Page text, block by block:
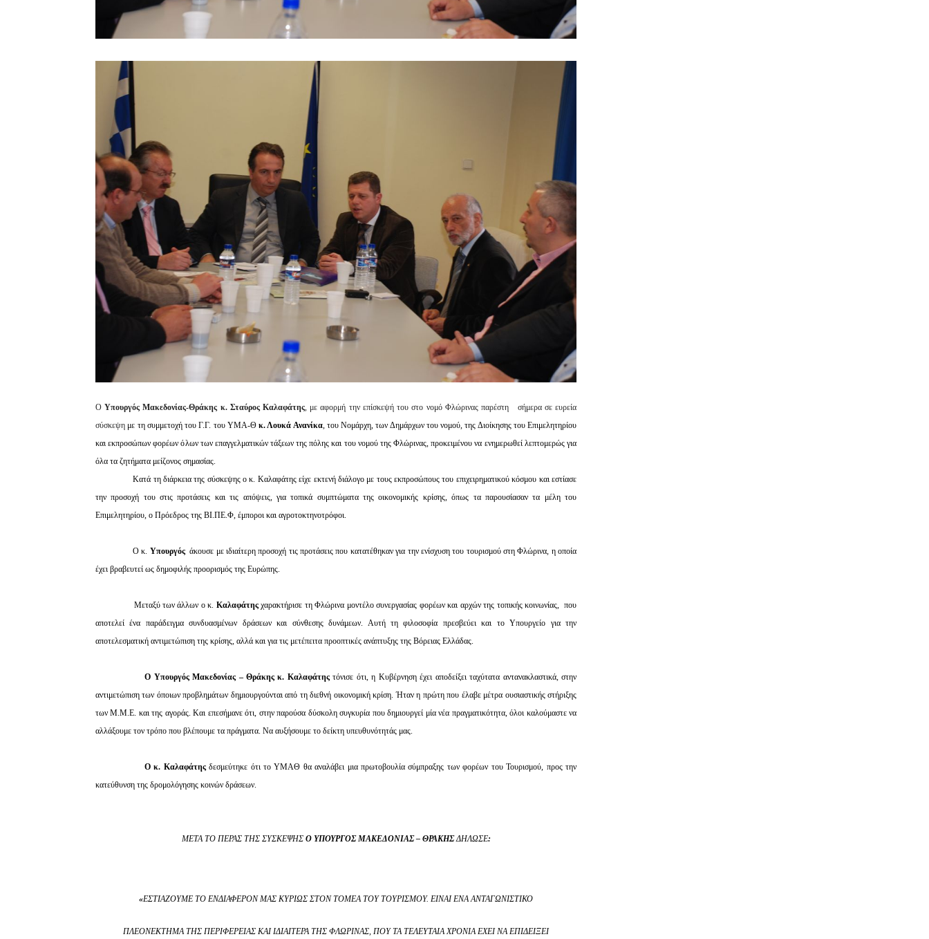
ΟΥπουργός Μακεδονίας-Θράκης κ. Σταύρος Καλαφάτης, με αφορμή την επίσκεψή του στο νομό Φλώρινας παρέστη
σήμερα σε ευρεία
σύσκεψη με τη συμμετοχή του Γ.Γ. του ΥΜΑ-Θ κ. Λουκά Ανανίκα, του Νομάρχη, των Δημάρχων του νομού, της Διοίκησης του Επιμελητηρίου
και εκπροσώπων φορέων όλων των επαγγελματικών τάξεων της πόλης και του νομού της Φλώρινας, προκειμένου να ενημερωθεί λεπτομερώς για
όλα τα ζητήματα μείζονος σημασίας.
Κατά τη διάρκεια της σύσκεψης ο κ. Καλαφάτης είχε εκτενή διάλογο με τους εκπροσώπους του επιχειρηματικού κόσμου και εστίασε
την προσοχή του στις προτάσεις και τις απόψεις, για τοπικά συμπτώματα της οικονομικής κρίσης, όπως τα παρουσίασαν τα μέλη του
Επιμελητηρίου, ο Πρόεδρος της ΒΙ.ΠΕ.Φ, έμποροι και αγροτοκτηνοτρόφοι.
Ο κ. Υπουργός άκουσε με ιδιαίτερη προσοχή τις προτάσεις που κατατέθηκαν για την ενίσχυση του τουρισμού στη Φλώρινα, η οποία
έχει βραβευτεί ως δημοφιλής προορισμός της Ευρώπης.
Μεταξύ των άλλων ο κ. Καλαφάτηςχαρακτήρισε τη Φλώρινα μοντέλο συνεργασίας φορέων και αρχών της τοπικής κοινωνίας, που
αποτελεί ένα παράδειγμα συνδυασμένων δράσεων και σύνθεσης δυνάμεων. Αυτή τη φιλοσοφία πρεσβεύει και το Υπουργείο για την
αποτελεσματική αντιμετώπιση της κρίσης, αλλά και για τις μετέπειτα προοπτικές ανάπτυξης της Βόρειας Ελλάδας.
Ο Υπουργός Μακεδονίας – Θράκης κ. Καλαφάτηςτόνισε ότι, η Κυβέρνηση έχει αποδείξει ταχύτατα αντανακλαστικά, στην
αντιμετώπιση των όποιων προβλημάτων δημιουργούνται από τη διεθνή οικονομική κρίση. Ήταν η πρώτη που έλαβε μέτρα ουσιαστικής στήριξης
των Μ.Μ.Ε. και της αγοράς. Και επεσήμανε ότι, στην παρούσα δύσκολη συγκυρία που δημιουργεί μία νέα πραγματικότητα, όλοι καλούμαστε να
αλλάξουμε τον τρόπο που βλέπουμε τα πράγματα. Να αυξήσουμε το δείκτη υπευθυνότητάς μας.
Ο κ. Καλαφάτηςδεσμεύτηκε ότι το ΥΜΑΘ θα αναλάβει μια πρωτοβουλία σύμπραξης των φορέων του Τουρισμού, προς την
κατεύθυνση της δρομολόγησης κοινών δράσεων.
ΜΕΤΆ ΤΟ ΠΈΡΑΣ ΤΗΣ ΣΎΣΚΕΨΗΣΟ ΥΠΟΥΡΓΌΣ ΜΑΚΕΔΟΝΊΑΣ – ΘΡΆΚΗΣΔΉΛΩΣΕ:
«ΕΣΤΙΆΖΟΥΜΕ ΤΟ ΕΝΔΙΑΦΈΡΟΝ ΜΑΣ ΚΥΡΊΩΣ ΣΤΟΝ ΤΟΜΈΑ ΤΟΥ ΤΟΥΡΙΣΜΟΎ. ΕΊΝΑΙ ΈΝΑ ΑΝΤΑΓΩΝΙΣΤΙΚΌ
ΠΛΕΟΝΈΚΤΗΜΑ ΤΗΣ ΠΕΡΙΦΈΡΕΙΑΣ ΚΑΙ ΙΔΙΑΊΤΕΡΑ ΤΗΣ ΦΛΏΡΙΝΑΣ, ΠΟΥ ΤΑ ΤΕΛΕΥΤΑΊΑ ΧΡΌΝΙΑ ΈΧΕΙ ΝΑ ΕΠΙΔΕΊΞΕΙ